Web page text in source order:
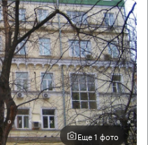
Еще 1 фото